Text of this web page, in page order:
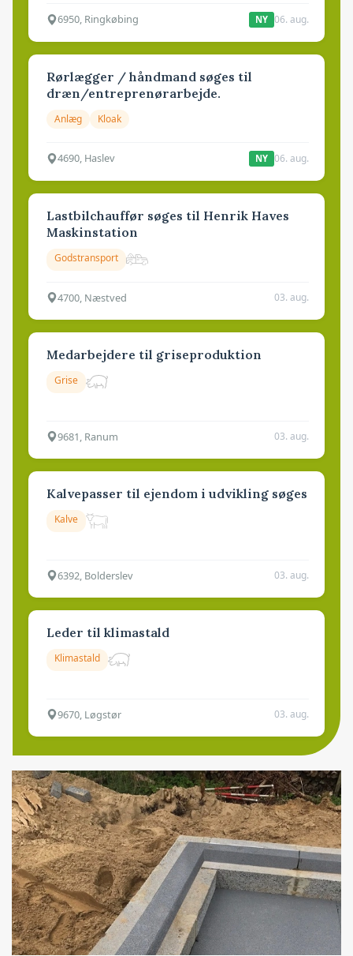
6950, Ringkøbing NY 06. aug.
Rørlægger / håndmand søges til
dræn/entreprenørarbejde.
Anlæg Kloak
4690, Haslev NY 06. aug.
Lastbilchauffør søges til Henrik Haves
Maskinstation
Godstransport
4700, Næstved 03. aug.
Medarbejdere til griseproduktion
Grise
9681, Ranum 03. aug.
Kalvepasser til ejendom i udvikling søges
Kalve
6392, Bolderslev 03. aug.
Leder til klimastald
Klimastald
9670, Løgstør 03. aug.